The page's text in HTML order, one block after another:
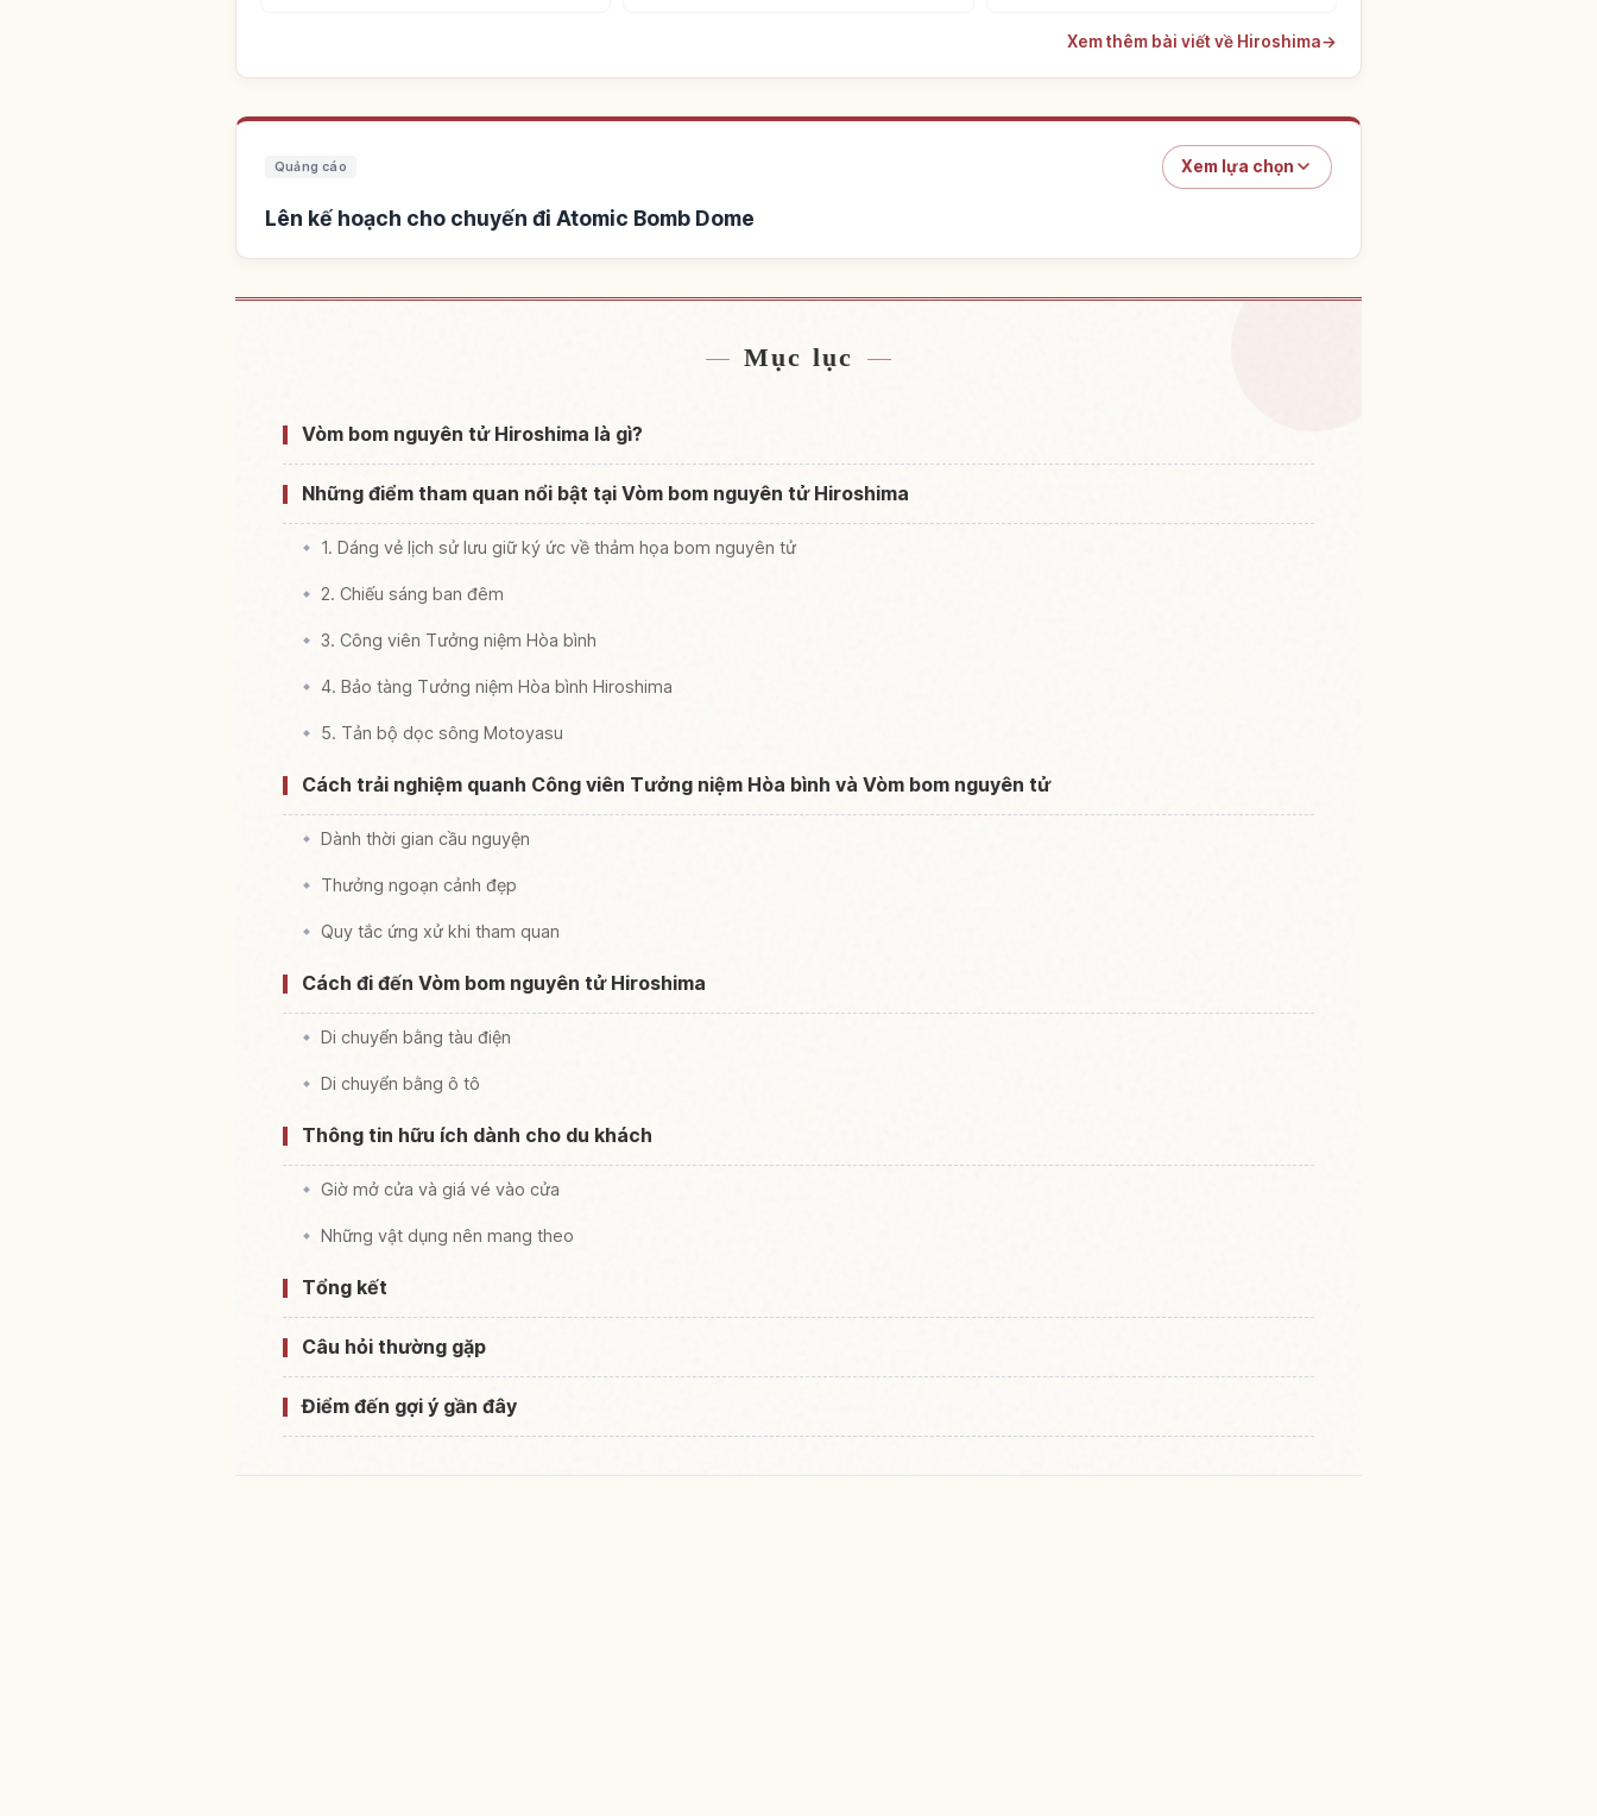
Xem thêm bài viết về Hiroshima→
Quảng cáo Xem lựa chọn
Lên kế hoạch cho chuyến đi Atomic Bomb Dome
Mục lục
Vòm bom nguyên tử Hiroshima là gì?
Những điểm tham quan nổi bật tại Vòm bom nguyên tử Hiroshima
1. Dáng vẻ lịch sử lưu giữ ký ức về thảm họa bom nguyên tử
2. Chiếu sáng ban đêm
3. Công viên Tưởng niệm Hòa bình
4. Bảo tàng Tưởng niệm Hòa bình Hiroshima
5. Tản bộ dọc sông Motoyasu
Cách trải nghiệm quanh Công viên Tưởng niệm Hòa bình và Vòm bom nguyên tử
Dành thời gian cầu nguyện
Thưởng ngoạn cảnh đẹp
Quy tắc ứng xử khi tham quan
Cách đi đến Vòm bom nguyên tử Hiroshima
Di chuyển bằng tàu điện
Di chuyển bằng ô tô
Thông tin hữu ích dành cho du khách
Giờ mở cửa và giá vé vào cửa
Những vật dụng nên mang theo
Tổng kết
Câu hỏi thường gặp
Điểm đến gợi ý gần đây